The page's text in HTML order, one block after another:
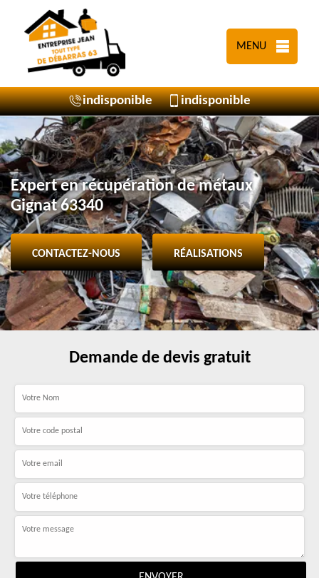
MENU
indisponible indisponible
Expert en récupération de métaux
Gignat 63340
CONTACTEZ-NOUS RÉALISATIONS
Demande de devis gratuit